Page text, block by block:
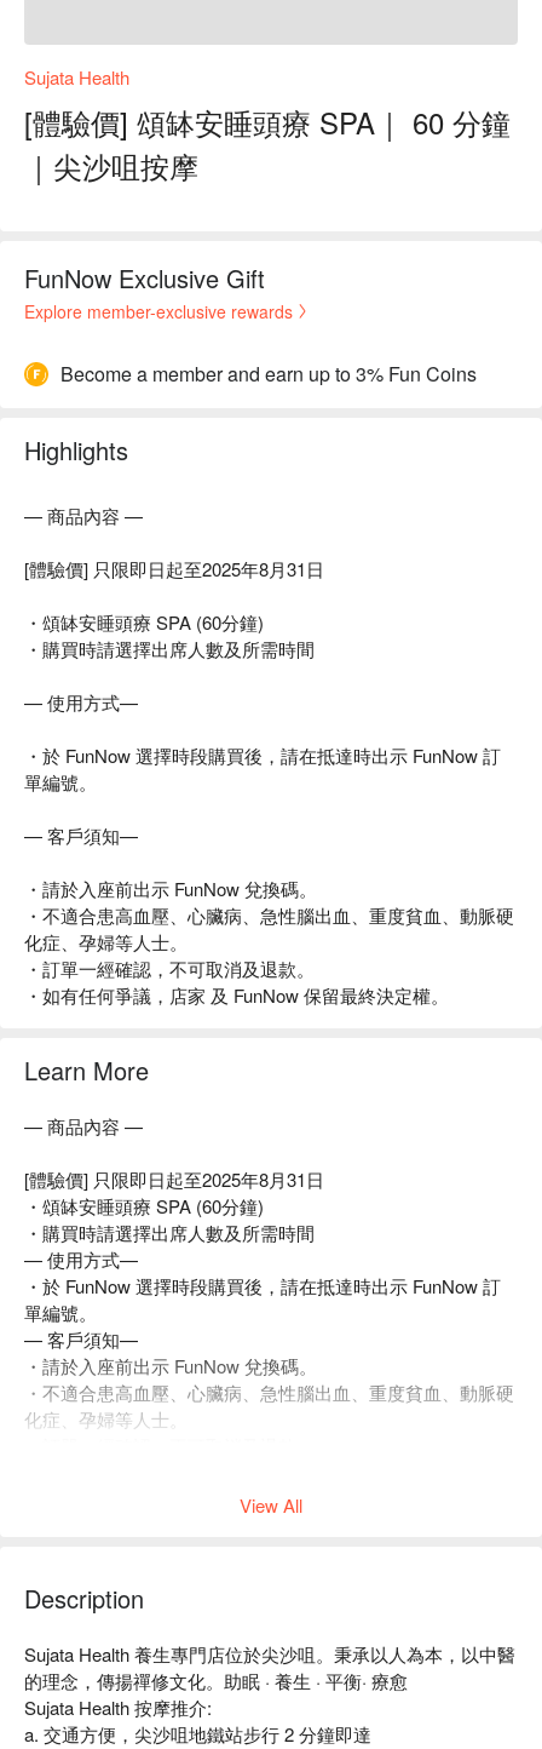
Sujata Health
[體驗價] 頌缽安睡頭療 SPA｜ 60 分鐘
｜尖沙咀按摩
FunNow Exclusive Gift
Explore member-exclusive rewards
Become a member and earn up to 3% Fun Coins
Highlights
— 商品內容 —
[體驗價] 只限即日起至2025年8月31日
・頌缽安睡頭療 SPA (60分鐘)
・購買時請選擇出席人數及所需時間
— 使用方式—
・於 FunNow 選擇時段購買後，請在抵達時出示 FunNow 訂
單編號。
— 客戶須知—
・請於入座前出示 FunNow 兌換碼。
・不適合患高血壓、心臟病、急性腦出血、重度貧血、動脈硬
化症、孕婦等人士。
・訂單一經確認，不可取消及退款。
・如有任何爭議，店家 及 FunNow 保留最終決定權。
Learn More
— 商品內容 —
[體驗價] 只限即日起至2025年8月31日
・頌缽安睡頭療 SPA (60分鐘)
・購買時請選擇出席人數及所需時間
— 使用方式—
・於 FunNow 選擇時段購買後，請在抵達時出示 FunNow 訂
單編號。
— 客戶須知—
・請於入座前出示 FunNow 兌換碼。
・不適合患高血壓、心臟病、急性腦出血、重度貧血、動脈硬
化症、孕婦等人士。
View All
Description
Sujata Health 養生專門店位於尖沙咀。秉承以人為本，以中醫
的理念，傳揚禪修文化。助眠 · 養生 · 平衡· 療愈
Sujata Health 按摩推介:
a. 交通方便，尖沙咀地鐵站步行 2 分鐘即達